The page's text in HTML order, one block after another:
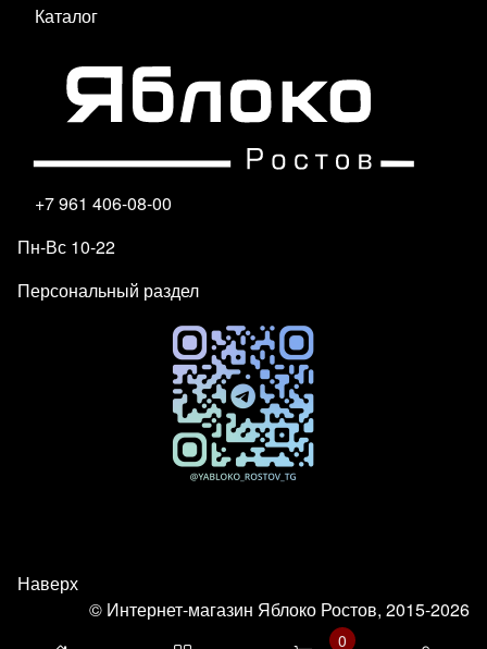
Каталог
+7 961 406-08-00
Пн-Вс 10-22
Персональный раздел
Наверх
© Интернет-магазин Яблоко Ростов, 2015-2026
0